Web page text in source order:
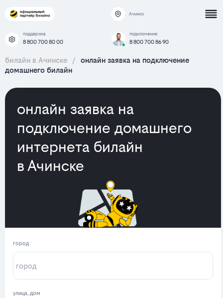
Ачинск
поддержка
8 800 700 80 00
подключение
8 800 700 86 90
билайн в Ачинске /
онлайн заявка на подключение
домашнего билайн
онлайн заявка на
подключение домашнего
интернета билайн
в Ачинске
город
улица, дом